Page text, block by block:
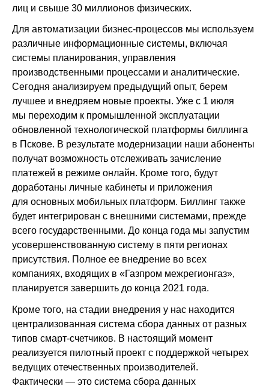
лиц и свыше 30 миллионов физических.
Для автоматизации бизнес-процессов мы используем
различные информационные системы, включая
системы планирования, управления
производственными процессами и аналитические.
Сегодня анализируем предыдущий опыт, берем
лучшее и внедряем новые проекты. Уже с 1 июля
мы переходим к промышленной эксплуатации
обновленной технологической платформы биллинга
в Пскове. В результате модернизации наши абоненты
получат возможность отслеживать зачисление
платежей в режиме онлайн. Кроме того, будут
доработаны личные кабинеты и приложения
для основных мобильных платформ. Биллинг также
будет интегрирован с внешними системами, прежде
всего государственными. До конца года мы запустим
усовершенствованную систему в пяти регионах
присутствия. Полное ее внедрение во всех
компаниях, входящих в «Газпром межрегионгаз»,
планируется завершить до конца 2021 года.
Кроме того, на стадии внедрения у нас находится
централизованная система сбора данных от разных
типов смарт-счетчиков. В настоящий момент
реализуется пилотный проект с поддержкой четырех
ведущих отечественных производителей.
Фактически — это система сбора данных